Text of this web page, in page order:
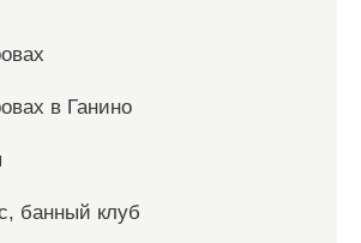
в Ганино
банный клуб